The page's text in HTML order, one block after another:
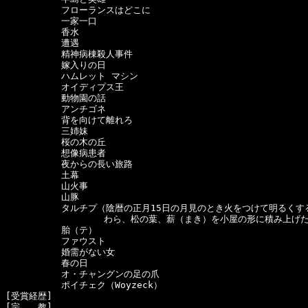
  　　　　　フローランスはどこに
  　　　　　一家一口
  　　　　　香水
  　　　　　遭遇
  　　　　　精神病棟殺人事件
  　　　　　嫁入りの日
  　　　　　ハムレット マシン
  　　　　　オイディプス王
  　　　　　動物園の話
  　　　　　アンチゴネ
  　　　　　背を向けて離れろ
  　　　　　三姉妹
  　　　　　桜の木の丘
  　　　　　想像病患者
  　　　　　夜からの長い旅路
  　　　　　土幕
  　　　　　山火事
  　　　　　山豚
　　　　　タルチプ（陰暦の正月15日の月見のとき火をつけて明るくす
わら、松の葉、薪（まき）を小屋の形に積み上げた
  　　　　　胎（テ）
  　　　　　ファウスト
  　　　　　婚需がない女
  　　　　　春の日
  　　　　　オ・チャングンの足の爪
  　　　　　ポイチェク（Woyzeck）
[受賞経歴]